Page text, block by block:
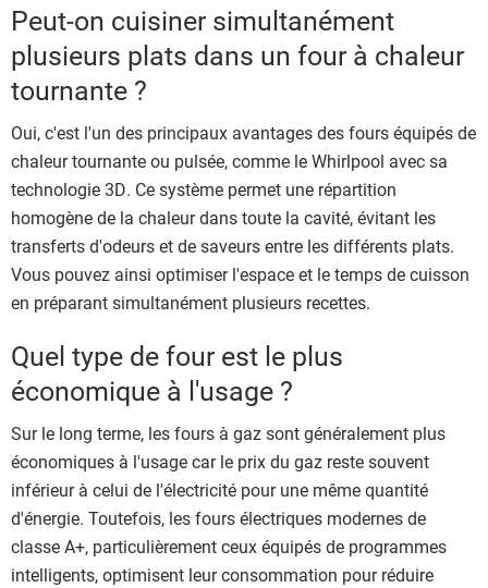
Peut-on cuisiner simultanément
plusieurs plats dans un four à chaleur
tournante ?
Oui, c'est l'un des principaux avantages des fours équipés de
chaleur tournante ou pulsée, comme le Whirlpool avec sa
technologie 3D. Ce système permet une répartition
homogène de la chaleur dans toute la cavité, évitant les
transferts d'odeurs et de saveurs entre les différents plats.
Vous pouvez ainsi optimiser l'espace et le temps de cuisson
en préparant simultanément plusieurs recettes.
Quel type de four est le plus
économique à l'usage ?
Sur le long terme, les fours à gaz sont généralement plus
économiques à l'usage car le prix du gaz reste souvent
inférieur à celui de l'électricité pour une même quantité
d'énergie. Toutefois, les fours électriques modernes de
classe A+, particulièrement ceux équipés de programmes
intelligents, optimisent leur consommation pour réduire